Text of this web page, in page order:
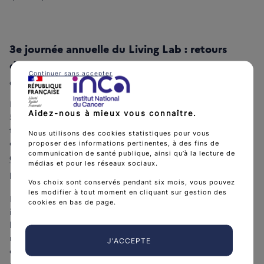
3e journée annuelle du Living Lab : retours
d’expérience et co-construction des projets de
demain
La 3e journée annuelle du Living Lab, qui s’est tenue ce mardi
5 décembre, a été l’occasion pour l’ensemble des acteurs de
faire le point sur une année d’accompagnement des
consortium de télésurveillance, mais aussi des lauréats du
COOP’Challenge qui sont laStart-Up Ogustet
l’association “
Les échanges avaient pour objectif de partager les besoins
initiaux des porteurs de projets et comment
l’accompagnement du Living Lab de l’Institut a tenté d’y
répondre (enquêtes terrain, construction d’indicateurs
d’impact, etc.). Les échanges autour de ces expériences sont
Aidez-nous à mieux vous connaître.
Nous utilisons des cookies statistiques pour vous
proposer des informations pertinentes, à des fins de
communication de santé publique, ainsi qu’à la lecture de
médias et pour les réseaux sociaux.
Vos choix sont conservés pendant six mois, vous pouvez
les modifier à tout moment en cliquant sur gestion des
cookies en bas de page.
J'ACCEPTE
Continuer sans accepter